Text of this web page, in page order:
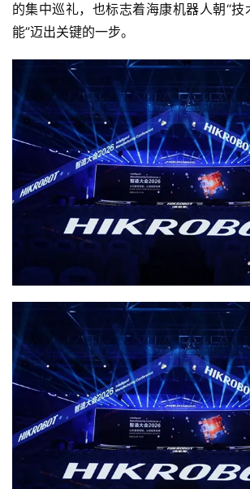
的集中巡礼，也标志着海康机器人朝“
能”迈出关键的一步。